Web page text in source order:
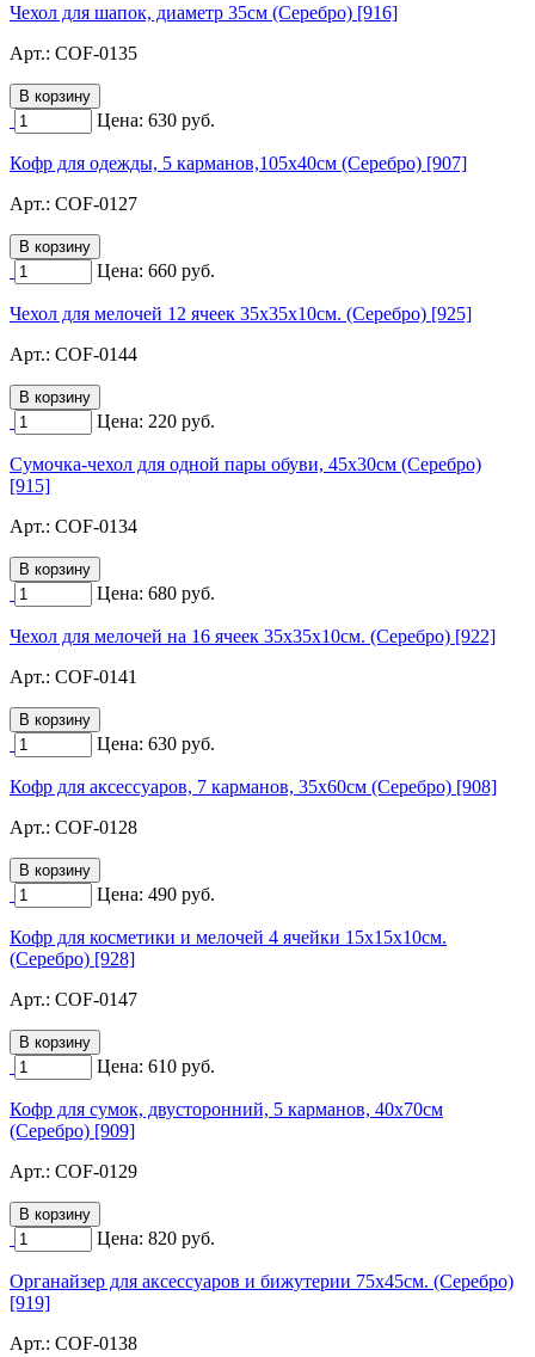
Чехол для шапок, диаметр 35см (Серебро) [916]
Арт.: COF-0135
Цена: 630 руб.
Кофр для одежды, 5 карманов,105х40см (Серебро) [907]
Арт.: COF-0127
Цена: 660 руб.
Чехол для мелочей 12 ячеек 35х35х10см. (Серебро) [925]
Арт.: COF-0144
Цена: 220 руб.
Сумочка-чехол для одной пары обуви, 45х30см (Серебро)
[915]
Арт.: COF-0134
Цена: 680 руб.
Чехол для мелочей на 16 ячеек 35х35х10см. (Серебро) [922]
Арт.: COF-0141
Цена: 630 руб.
Кофр для аксессуаров, 7 карманов, 35х60см (Серебро) [908]
Арт.: COF-0128
Цена: 490 руб.
Кофр для косметики и мелочей 4 ячейки 15х15х10см.
(Серебро) [928]
Арт.: COF-0147
Цена: 610 руб.
Кофр для сумок, двусторонний, 5 карманов, 40х70см
(Серебро) [909]
Арт.: COF-0129
Цена: 820 руб.
Органайзер для аксессуаров и бижутерии 75х45см. (Серебро)
[919]
Арт.: COF-0138